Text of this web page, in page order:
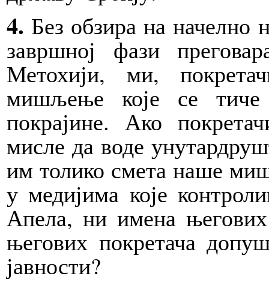
4. Без обзира на начелно
завршној фази
Метохији, ми,
мишљење које се тиче
покрајине. Ако
мисле да воде
им толико смета наше
у медијима које
Апела, ни имена
његових покретача
јавности?